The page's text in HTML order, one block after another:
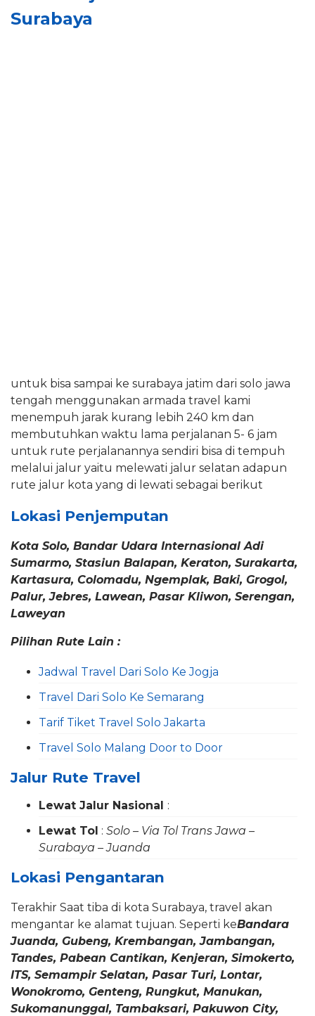
Surabaya
untuk bisa sampai ke surabaya jatim dari solo jawa
tengah menggunakan armada travel kami
menempuh jarak kurang lebih 240 km dan
membutuhkan waktu lama perjalanan 5- 6 jam
untuk rute perjalanannya sendiri bisa di tempuh
melalui jalur yaitu melewati jalur selatan adapun
rute jalur kota yang di lewati sebagai berikut
Lokasi Penjemputan
Kota Solo, Bandar Udara Internasional Adi
Sumarmo, Stasiun Balapan, Keraton, Surakarta,
Kartasura, Colomadu, Ngemplak, Baki, Grogol,
Palur, Jebres, Lawean, Pasar Kliwon, Serengan,
Laweyan
Pilihan Rute Lain :
Jadwal Travel Dari Solo Ke Jogja
Travel Dari Solo Ke Semarang
Tarif Tiket Travel Solo Jakarta
Travel Solo Malang Door to Door
Jalur Rute Travel
Lewat Jalur Nasional :
Lewat Tol : Solo – Via Tol Trans Jawa –
Surabaya – Juanda
Lokasi Pengantaran
Terakhir Saat tiba di kota Surabaya, travel akan
mengantar ke alamat tujuan. Seperti keBandara
Juanda, Gubeng, Krembangan, Jambangan,
Tandes, Pabean Cantikan, Kenjeran, Simokerto,
ITS, Semampir Selatan, Pasar Turi, Lontar,
Wonokromo, Genteng, Rungkut, Manukan,
Sukomanunggal, Tambaksari, Pakuwon City,